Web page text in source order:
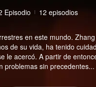
Episodio 12 episodios
en este mundo.
de su vida, ha tenido
le acercó. A partir de
problemas sin precedentes...